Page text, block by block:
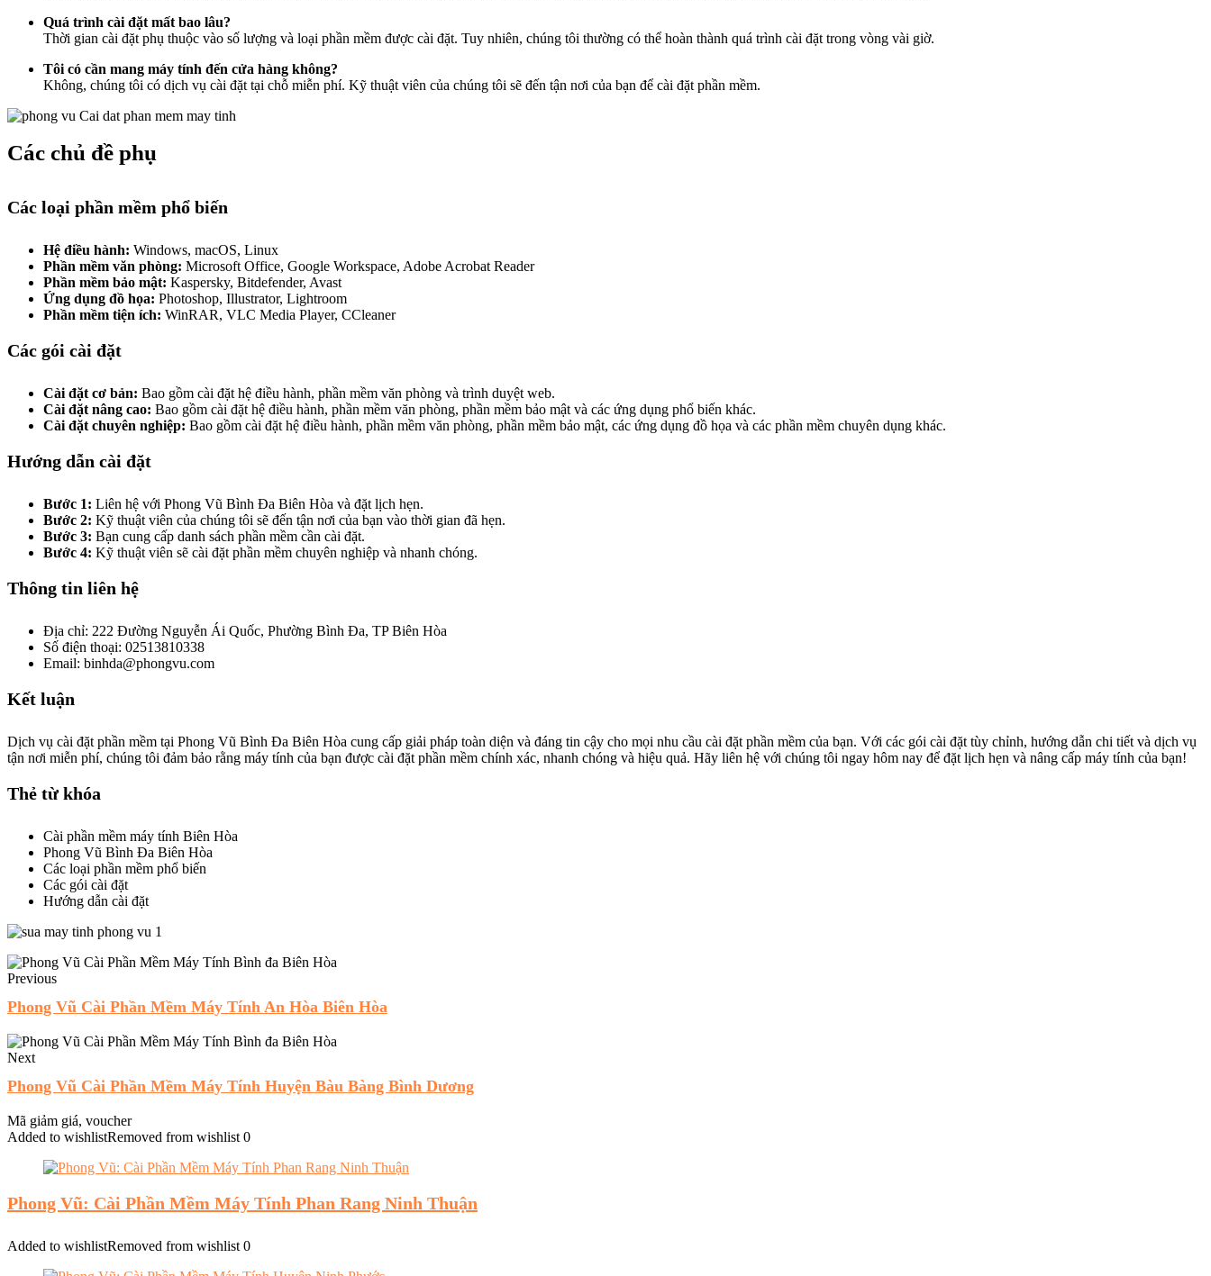
Quá trình cài đặt mất bao lâu?
Thời gian cài đặt phụ thuộc vào số lượng và loại phần mềm được cài đặt. Tuy nhiên, chúng tôi thường có thể hoàn thành quá trình cài đặt trong vòng vài giờ.
Tôi có cần mang máy tính đến cửa hàng không?
Không, chúng tôi có dịch vụ cài đặt tại chỗ miễn phí. Kỹ thuật viên của chúng tôi sẽ đến tận nơi của bạn để cài đặt phần mềm.
Các chủ đề phụ
Các loại phần mềm phổ biến
Hệ điều hành: Windows, macOS, Linux
Phần mềm văn phòng: Microsoft Office, Google Workspace, Adobe Acrobat Reader
Phần mềm bảo mật: Kaspersky, Bitdefender, Avast
Ứng dụng đồ họa: Photoshop, Illustrator, Lightroom
Phần mềm tiện ích: WinRAR, VLC Media Player, CCleaner
Các gói cài đặt
Cài đặt cơ bản: Bao gồm cài đặt hệ điều hành, phần mềm văn phòng và trình duyệt web.
Cài đặt nâng cao: Bao gồm cài đặt hệ điều hành, phần mềm văn phòng, phần mềm bảo mật và các ứng dụng phổ biến khác.
Cài đặt chuyên nghiệp: Bao gồm cài đặt hệ điều hành, phần mềm văn phòng, phần mềm bảo mật, các ứng dụng đồ họa và các phần mềm chuyên dụng khác.
Hướng dẫn cài đặt
Bước 1: Liên hệ với Phong Vũ Bình Đa Biên Hòa và đặt lịch hẹn.
Bước 2: Kỹ thuật viên của chúng tôi sẽ đến tận nơi của bạn vào thời gian đã hẹn.
Bước 3: Bạn cung cấp danh sách phần mềm cần cài đặt.
Bước 4: Kỹ thuật viên sẽ cài đặt phần mềm chuyên nghiệp và nhanh chóng.
Thông tin liên hệ
Địa chỉ: 222 Đường Nguyễn Ái Quốc, Phường Bình Đa, TP Biên Hòa
Số điện thoại: 02513810338
Email: binhda@phongvu.com
Kết luận
Dịch vụ cài đặt phần mềm tại Phong Vũ Bình Đa Biên Hòa cung cấp giải pháp toàn diện và đáng tin cậy cho mọi nhu cầu cài đặt phần mềm của bạn. Với các gói cài đặt tùy chỉnh, hướng dẫn chi tiết và dịch vụ
tận nơi miễn phí, chúng tôi đảm bảo rằng máy tính của bạn được cài đặt phần mềm chính xác, nhanh chóng và hiệu quả. Hãy liên hệ với chúng tôi ngay hôm nay để đặt lịch hẹn và nâng cấp máy tính của bạn!
Thẻ từ khóa
Cài phần mềm máy tính Biên Hòa
Phong Vũ Bình Đa Biên Hòa
Các loại phần mềm phổ biến
Các gói cài đặt
Hướng dẫn cài đặt
Previous
Phong Vũ Cài Phần Mềm Máy Tính An Hòa Biên Hòa
Next
Phong Vũ Cài Phần Mềm Máy Tính Huyện Bàu Bàng Bình Dương
Mã giảm giá, voucher
Added to wishlistRemoved from wishlist 0
Phong Vũ: Cài Phần Mềm Máy Tính Phan Rang Ninh Thuận
Added to wishlistRemoved from wishlist 0